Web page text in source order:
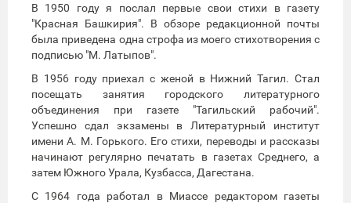
В 1950 году я послал первые свои стихи в газету
"Красная Башкирия". В обзоре редакционной почты
была приведена одна строфа из моего стихотворения с
подписью "М. Латыпов".
В 1956 году приехал с женой в Нижний Тагил. Стал
посещать занятия городского литературного
объединения при газете "Тагильский рабочий".
Успешно сдал экзамены в Литературный институт
имени А. М. Горького. Его стихи, переводы и рассказы
начинают регулярно печатать в газетах Среднего, а
затем Южного Урала, Кузбасса, Дагестана.
С 1964 года работал в Миассе редактором газеты